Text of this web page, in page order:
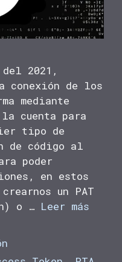
2021,
conexión de los
mediante
cuenta para
tipo de
de código al
poder
en estos
un PAT
o … Leer más